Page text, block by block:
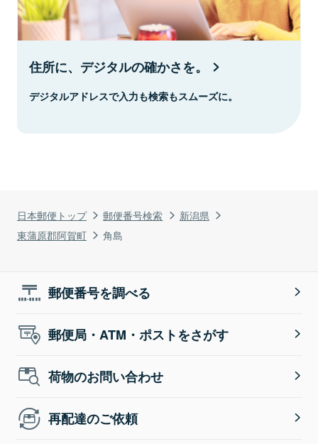
日本郵便トップ 郵便番号検索
新潟県
東蒲原郡阿賀町
角島
住所に、デジタルの確かさを。
デジタルアドレスで入力も検索もスムーズに。
郵便番号を調べる
郵便局・ATM・ポストをさがす
荷物のお問い合わせ
再配達のご依頼